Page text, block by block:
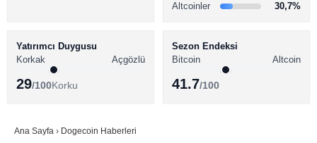
BİTCOİN HABERLERİ
ALTCOİN HABERLERİ
SÖZLÜK
Altcoinler
30,7%
Yatırımcı Duygusu
Korkak
Açgözlü
29/100Korku
Sezon Endeksi
Bitcoin
Altcoin
41.7/100
Ana Sayfa › Dogecoin Haberleri